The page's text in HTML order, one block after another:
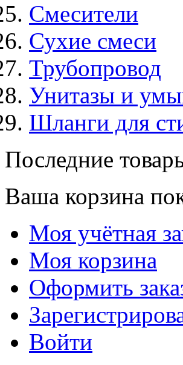
Смесители
Сухие смеси
Трубопровод
Унитазы и
Шланги для
Последние
Ваша корзина
Моя учётная
Моя корзина
Оформить
Войти